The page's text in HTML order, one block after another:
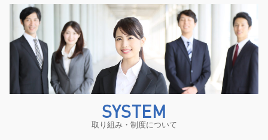
SYSTEM
取り組み・制度について